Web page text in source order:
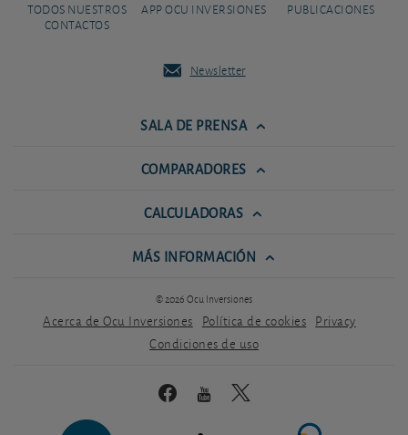
TODOS NUESTROS
CONTACTOS
APP OCU INVERSIONES PUBLICACIONES
Newsletter
SALA DE PRENSA
COMPARADORES
CALCULADORAS
MÁS INFORMACIÓN
© 2026 Ocu Inversiones
Acerca de Ocu Inversiones Política de cookies Privacy
Condiciones de uso